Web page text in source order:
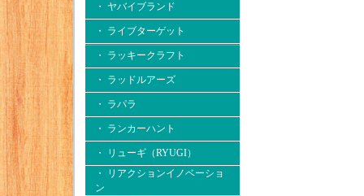
・ ヤバイブランド
・ ライブターゲット
・ ラッキークラフト
・ ラッドルアーズ
・ ラパラ
・ ランカーハント
・ リューギ（RYUGI）
・ リアクションイノベーショ
ン